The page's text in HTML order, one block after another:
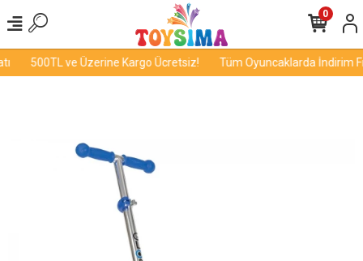
500TL ve Üzerine Kargo Ücretsiz! Tüm Oyuncaklarda İndirim
0